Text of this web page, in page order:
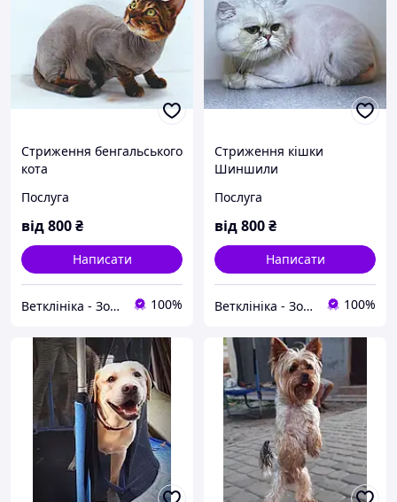
Стриження бенгальського
кота
Послуга
від800₴
Написати
Ветклініка - Зоомагазин - Грумінг - Зооготель ''OLVET'' 100%
Стриження кішки
Шиншили
Послуга
від800₴
Написати
Ветклініка - Зоомагазин - Грумінг - Зооготель ''OLVET'' 100%